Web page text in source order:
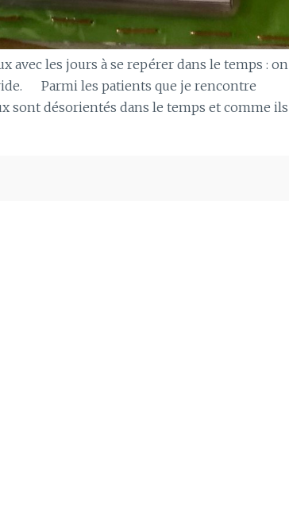
avec les jours à se repérer dans le temps : on
Parmi les patients que je rencontre
sont désorientés dans le temps et comme ils